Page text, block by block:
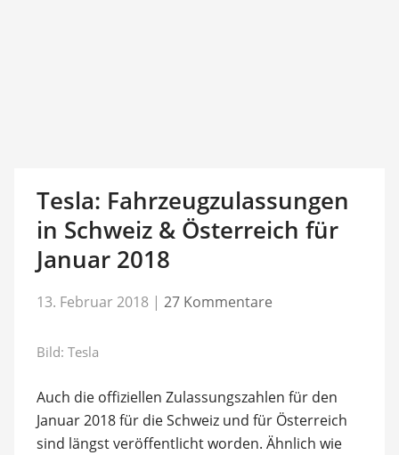
Tesla: Fahrzeugzulassungen
in Schweiz & Österreich für
Januar 2018
13. Februar 2018 | 27 Kommentare
Bild: Tesla
Auch die offiziellen Zulassungszahlen für den
Januar 2018 für die Schweiz und für Österreich
sind längst veröffentlicht worden. Ähnlich wie